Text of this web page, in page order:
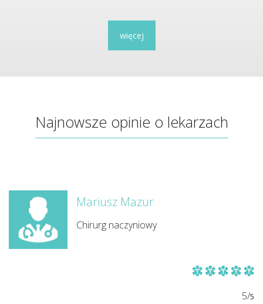
więcej
Najnowsze opinie o lekarzach
Mariusz Mazur
Chirurg naczyniowy
5/5